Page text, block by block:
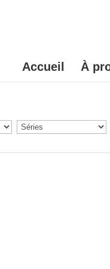
Accueil À